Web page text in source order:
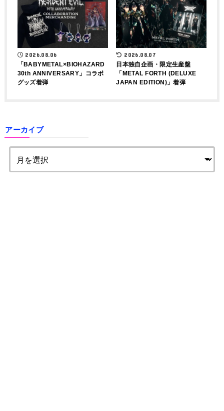
2026.08.06
「BABYMETAL×BIOHAZARD
30th ANNIVERSARY」コラボ
グッズ着弾
2026.08.07
日本独自企画・限定生産盤
「METAL FORTH (DELUXE
JAPAN EDITION)」着弾
アーカイブ